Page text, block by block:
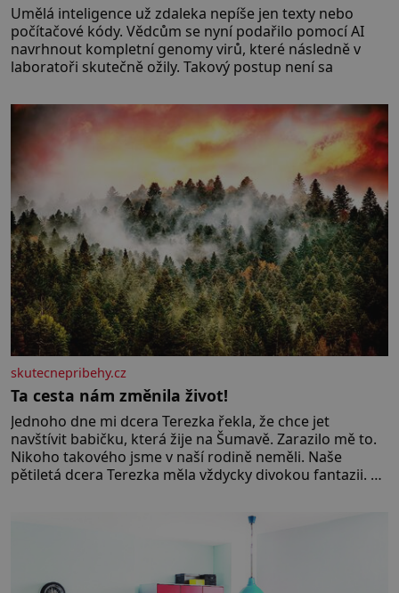
Umělá inteligence už zdaleka nepíše jen texty nebo
počítačové kódy. Vědcům se nyní podařilo pomocí AI
navrhnout kompletní genomy virů, které následně v
laboratoři skutečně ožily. Takový postup není sa
skutecnepribehy.cz
Ta cesta nám změnila život!
Jednoho dne mi dcera Terezka řekla, že chce jet
navštívit babičku, která žije na Šumavě. Zarazilo mě to.
Nikoho takového jsme v naší rodině neměli. Naše
pětiletá dcera Terezka měla vždycky divokou fantazii. Už
princeznách, statečných rytířích a létajících dracích.